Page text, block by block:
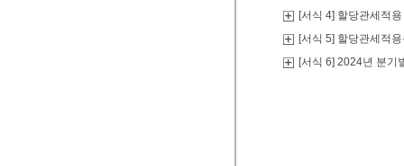
[서식 4] 할당관세적
[서식 5] 할당관세적
[서식 6] 2024년 분기